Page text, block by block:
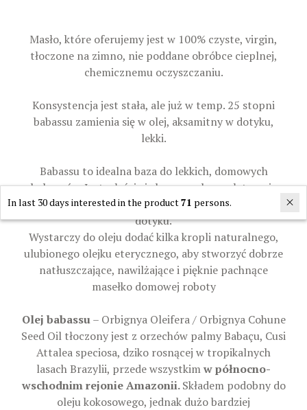
Masło, które oferujemy jest w 100% czyste, virgin,
tłoczone na zimno, nie poddane obróbce cieplnej,
chemicznemu oczyszczaniu.
Konsystencja jest stała, ale już w temp. 25 stopni
babassu zamienia się w olej, aksamitny w dotyku,
lekki.
Babassu to idealna baza do lekkich, domowych
balsamów. Jest właściwie bezzapachowe, łatwo się
wchłania i natychmiast czyni skórę gładką i miłą w
dotyku.
Wystarczy do oleju dodać kilka kropli naturalnego,
ulubionego olejku eterycznego, aby stworzyć dobrze
natłuszczające, nawilżające i pięknie pachnące
masełko domowej roboty
Olej babassu– Orbignya Oleifera / Orbignya Cohune
Seed Oil tłoczony jest z orzechów palmy Babaçu, Cusi
Attalea speciosa, dziko rosnącej w tropikalnych
lasach Brazylii, przede wszystkimw północno-
wschodnim rejonie Amazonii.Składem podobny do
oleju kokosowego, jednak dużo bardziej
In last 30 days interested in the product71 persons.